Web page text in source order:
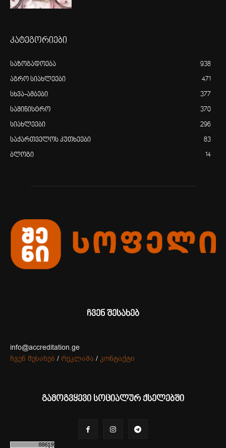
კატეგორიები
საზოგადოება 938
აგრო სიახლეები 471
სხვა-ამბები 377
სამინისტრო 370
სიახლეები 296
საქართველოს კუთხეები 83
ბლოგი 14
ჩვენ შესახებ
info@accreditation.ge
ჩვენ შესახებ / რეკლამა / კონტაქტი
გამოგვყევი სოციალურ ქსელებში